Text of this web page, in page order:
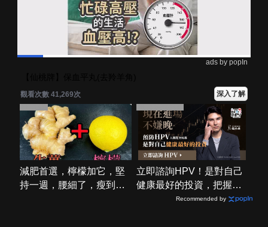
ads by popIn
觀看次數 41,269次 深入了解
減肥首選，檸檬加它，堅
持一週，腰細了，瘦到你
立即諮詢HPV！是對自己
健康最好的投資，把握現
在不嫌晚！Recommended by